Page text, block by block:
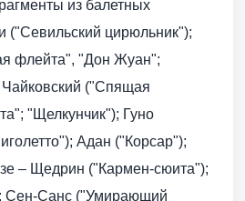
из балетных
("Севильский цирюльник");
флейта", "Дон Жуан";
("Спящая
"Щелкунчик"); Гуно
Адан ("Корсар");
– Щедрин ("Кармен-сюита");
Сен-Санс ("Умирающий